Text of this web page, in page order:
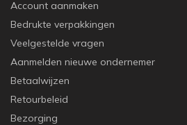
Account aanmaken
Bedrukte verpakkingen
Veelgestelde vragen
Aanmelden nieuwe ondernemer
Betaalwijzen
Retourbeleid
Bezorging